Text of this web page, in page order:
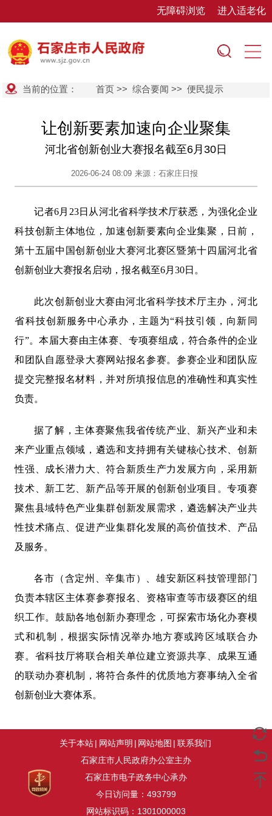
无障碍浏览 进入适老化
当前的位置： 首页 >>综合要闻 >>便民提示
让创新要素加速向企业聚集
河北省创新创业大赛报名截至6月30日
2026-06-24 08:09 来源：石家庄日报
记者6月23日从河北省科学技术厅获悉，为强化企业
科技创新主体地位，加速创新要素向企业集聚，日前，
第十五届中国创新创业大赛河北赛区暨第十四届河北省
创新创业大赛报名启动，报名截至6月30日。
此次创新创业大赛由河北省科学技术厅主办，河北
省科技创新服务中心承办，主题为“科技引领，向新同
行”。本届大赛由主体赛、专项赛组成，符合条件的企业
和团队自愿登录大赛网站报名参赛。参赛企业和团队应
提交完整报名材料，并对所填报信息的准确性和真实性
负责。
据了解，主体赛聚焦我省传统产业、新兴产业和未
来产业重点领域，遴选和支持拥有关键核心技术、创新
性强、成长潜力大、符合新质生产力发展方向，采用新
技术、新工艺、新产品等开展的创新创业项目。专项赛
聚焦县域特色产业集群创新发展需求，遴选解决产业共
性技术痛点、促进产业集群化发展的高价值技术、产品
及服务。
各市（含定州、辛集市）、雄安新区科技管理部门
负责本辖区主体赛参赛报名、资格审查等市级赛区的组
织工作。鼓励各地创新办赛理念，可探索市场化办赛模
式和机制，根据实际情况举办地方赛或跨区域联合办
赛。省科技厅将联合相关单位建立资源共享、成果互通
的联动办赛机制，将符合条件的优质地方赛事纳入全省
创新创业大赛体系。
关于本站| 网站声明 | 网站地图 | 联系我们
石家庄市人民政府办公室主办
石家庄市电子政务中心承办
今日访问量： 493799
网站标识码：1301000003